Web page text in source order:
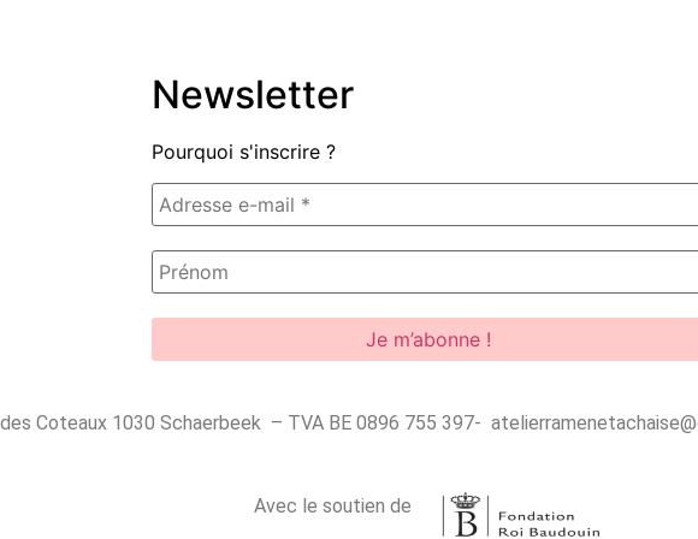
Newsletter
Pourquoi s'inscrire ?
Coteaux 1030 Schaerbeek – TVA BE 0896 755 397-
Avec le soutien de